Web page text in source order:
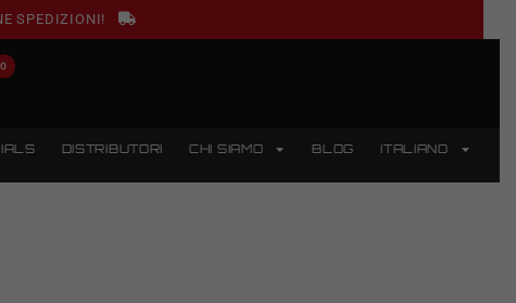
SPEDIZIONI!
0
DISTRIBUTORI CHI SIAMO BLOG ITALIANO